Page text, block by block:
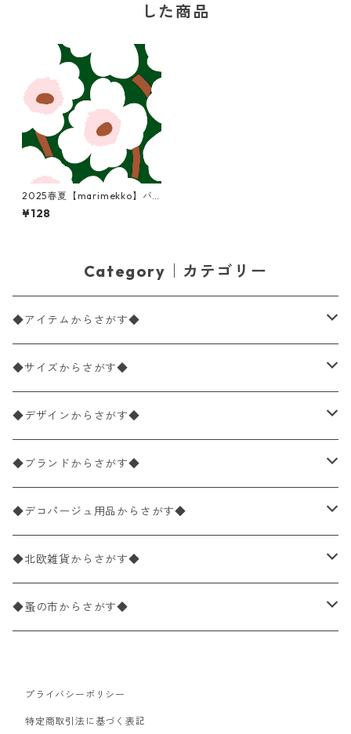
した商品
2025春夏【marimekko】バ
ラ売り2枚 ランチサイズ ペー
パーナプキン Unikko ダークグ
¥128
Category｜カテゴリー
◆アイテムからさがす◆
ペーパーナプキン2枚バラ売り
ペーパーナプキン1枚バラ売り
ペーパーナプキン20枚入りパック
ペーパーナプキン10枚入りパック
ライスペーパー
ペーパーリネンナプキン
ワックスペーパー
◆サイズからさがす◆
33×33cm（ランチサイズ）
バラ売り
パック売り
25×25cm（カクテルサイズ）
バラ売り
パック売り
40×40cm（ディナーサイズ）
バラ売り
パック売り
21×21cm（ポケットサイズ）
バラ売り
33cm（ラウンド）
◆デザインからさがす◆
花柄
植物・グリーン柄
動物・鳥・昆虫・蝶柄
海・魚柄
食べ物・フルーツ・野菜・ドリンク柄
◆ブランドからさがす◆
ドイツ製 IHR/イア
ランチサイズ
カクテルサイズ
ドイツ製 Ambiente/アンビエンテ
ランチサイズ
ドイツ製 Paperproducts Design
カクテルサイズ
ランチサイズ
ドイツ製 ti-flair/ティーフレア
◆デコパージュ用品からさがす◆
デコパージュ液
デコパージュ下地
デコパージュはさみ
◆北欧雑貨からさがす◆
シリコンモールド
トレイ
◆蚤の市からさがす◆
北欧雑貨
プライバシーポリシー
特定商取引法に基づく表記